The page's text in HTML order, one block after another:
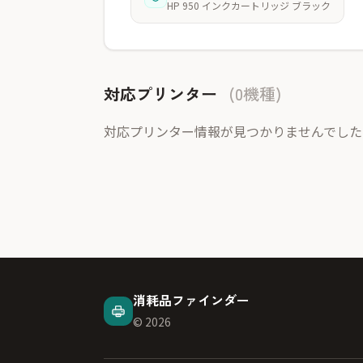
HP 950 インクカートリッジ ブラック
対応プリンター (0機種)
対応プリンター情報が見つかりませんでし
消耗品ファインダー
© 2026